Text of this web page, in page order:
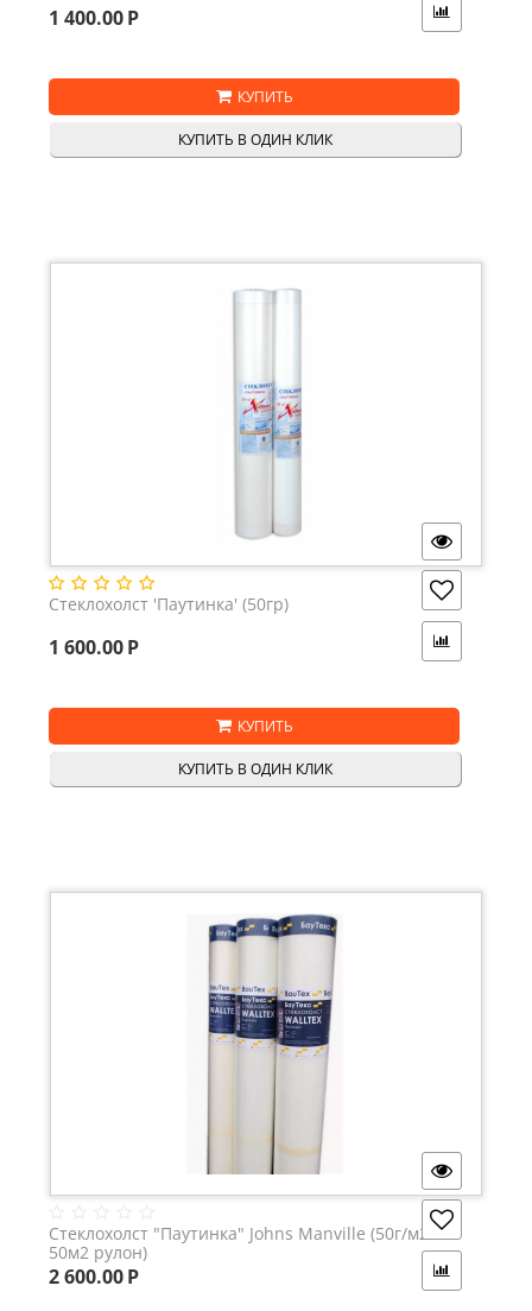
1 400.00Р
КУПИТЬ
КУПИТЬ В ОДИН КЛИК
Стеклохолст 'Паутинка' (50гр)
1 600.00Р
КУПИТЬ
КУПИТЬ В ОДИН КЛИК
Стеклохолст "Паутинка" Johns Manville (50г/м2 -
50м2 рулон)
2 600.00Р